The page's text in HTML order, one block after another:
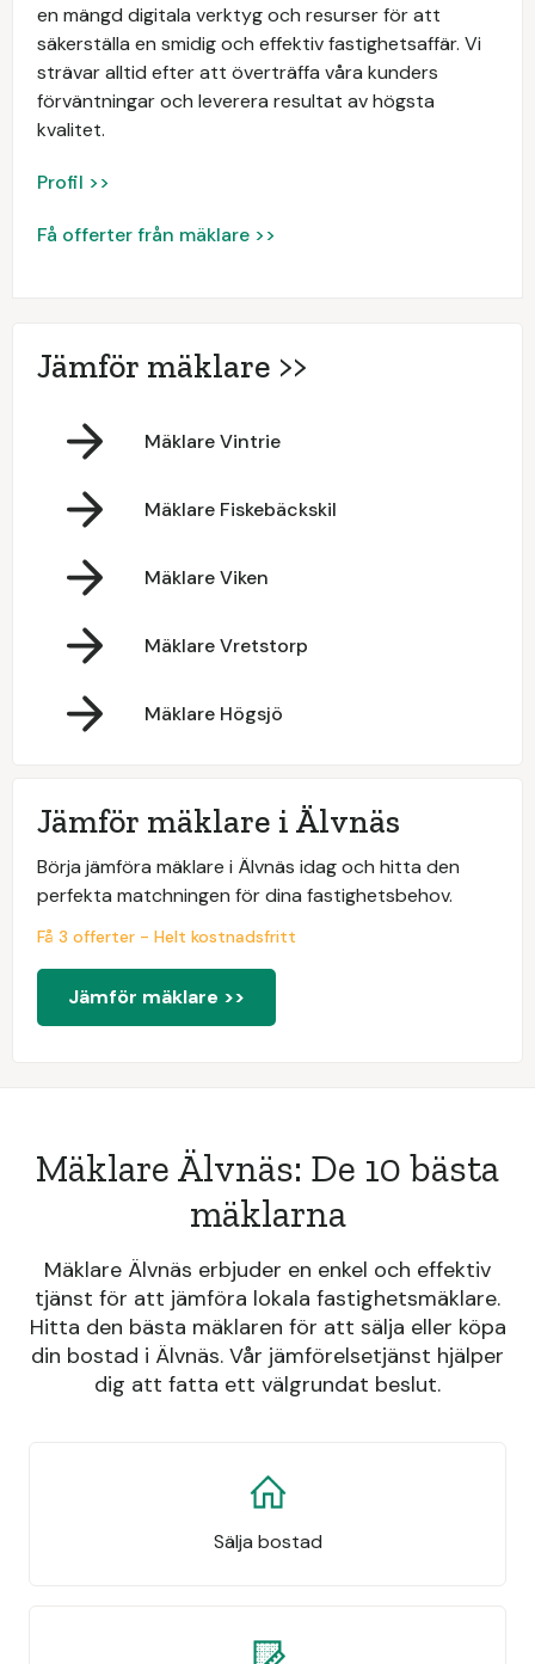
en mängd digitala verktyg och resurser för att
säkerställa en smidig och effektiv fastighetsaffär. Vi
strävar alltid efter att överträffa våra kunders
förväntningar och leverera resultat av högsta
kvalitet.
Profil >>
Få offerter från mäklare >>
Jämför mäklare >>
Mäklare Vintrie
Mäklare Fiskebäckskil
Mäklare Viken
Mäklare Vretstorp
Mäklare Högsjö
Jämför mäklare i Älvnäs
Börja jämföra mäklare i Älvnäs idag och hitta den
perfekta matchningen för dina fastighetsbehov.
Få 3 offerter - Helt kostnadsfritt
Jämför mäklare >>
Mäklare Älvnäs: De 10 bästa
mäklarna
Mäklare Älvnäs erbjuder en enkel och effektiv
tjänst för att jämföra lokala fastighetsmäklare.
Hitta den bästa mäklaren för att sälja eller köpa
din bostad i Älvnäs. Vår jämförelsetjänst hjälper
dig att fatta ett välgrundat beslut.
Sälja bostad